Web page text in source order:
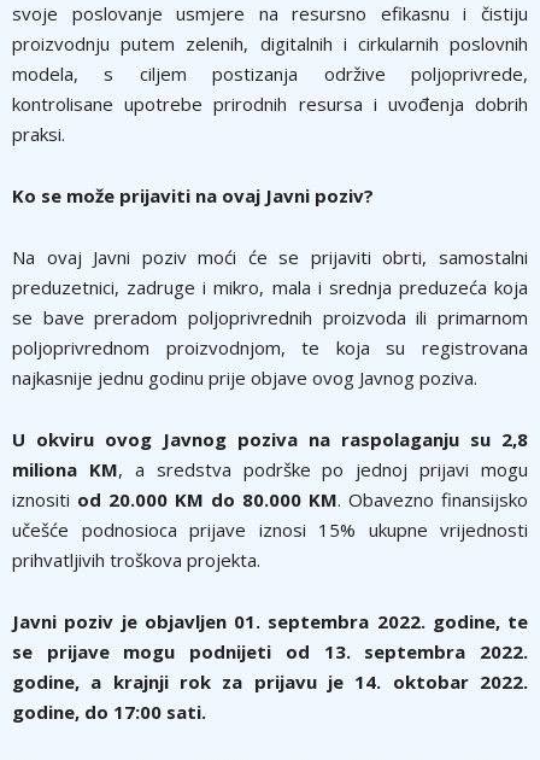
svoje poslovanje usmjere na resursno efikasnu i čistiju
proizvodnju putem zelenih, digitalnih i cirkularnih poslovnih
modela, s ciljem postizanja održive poljoprivrede,
kontrolisane upotrebe prirodnih resursa i uvođenja dobrih
praksi.
Ko se može prijaviti na ovaj Javni poziv?
Na ovaj Javni poziv moći će se prijaviti obrti, samostalni
preduzetnici, zadruge i mikro, mala i srednja preduzeća koja
se bave preradom poljoprivrednih proizvoda ili primarnom
poljoprivrednom proizvodnjom, te koja su registrovana
najkasnije jednu godinu prije objave ovog Javnog poziva.
U okviru ovog Javnog poziva na raspolaganju su 2,8
miliona KM, a sredstva podrške po jednoj prijavi mogu
iznositi od 20.000 KM do 80.000 KM. Obavezno finansijsko
učešće podnosioca prijave iznosi 15% ukupne vrijednosti
prihvatljivih troškova projekta.
Javni poziv je objavljen 01. septembra 2022. godine, te
se prijave mogu podnijeti od 13. septembra 2022.
godine, a krajnji rok za prijavu je 14. oktobar 2022.
godine, do 17:00 sati.